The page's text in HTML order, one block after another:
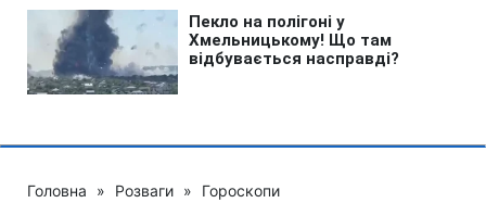
Головна » Розваги » Гороскопи